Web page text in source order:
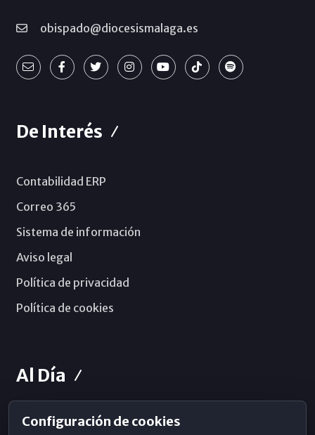
obispado@diocesismalaga.es
De Interés
Contabilidad ERP
Correo 365
Sistema de información
Aviso legal
Política de privacidad
Política de cookies
Al Día
Horarios de Misa
Configuración de cookies